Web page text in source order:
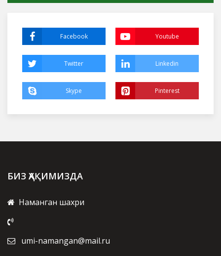
Facebook Youtube
Twitter Linkedin
Skype Pinterest
БИЗ ҲАҚИМИЗДА
Наманган шахри
umi-namangan@mail.ru